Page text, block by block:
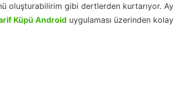
oluşturabilirim gibi dertlerden kurtarıyor.
Küpü Android uygulaması üzerinden